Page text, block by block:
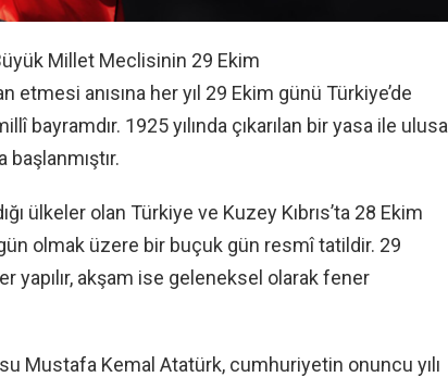
Millet Meclisinin 29 Ekim
anısına her yıl 29 Ekim günü Türkiye’de
bayramdır. 1925 yılında çıkarılan bir yasa ile ulusal
ülkeler olan Türkiye ve Kuzey Kıbrıs’ta 28 Ekim
olmak üzere bir buçuk gün resmî tatildir. 29
yapılır, akşam ise geleneksel olarak fener
Mustafa Kemal Atatürk, cumhuriyetin onuncu yılı